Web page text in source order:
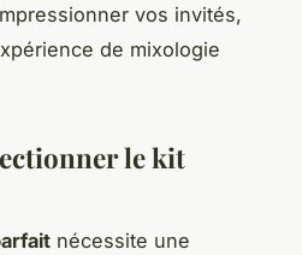
vos invités,
de mixologie
le kit
nécessite une